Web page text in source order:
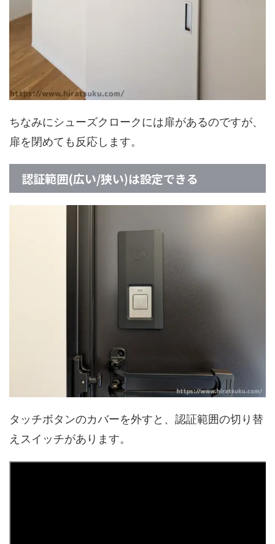
ちなみにシューズクロークには扉があるのですが、
扉を閉めても反応します。
認証範囲(広い/狭い)は設定できる
タッチボタンのカバーを外すと、認証範囲の切り替
えスイッチがあります。